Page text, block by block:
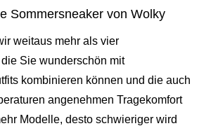
Sommersneaker von Wolky
weitaus mehr als vier
Sie wunderschön mit
kombinieren können und die auch
angenehmen Tragekomfort
Modelle, desto schwieriger wird